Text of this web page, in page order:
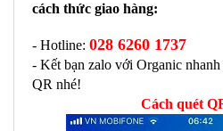
cách thức giao hàng:
- Hotline: 028 6260 1737
- Kết bạn zalo với Organic nhanh
QR nhé!
Cách quét